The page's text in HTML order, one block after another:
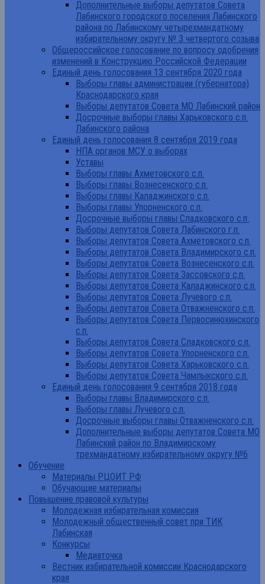
Дополнительные выборы депутатов Совета
Лабинского городского поселения Лабинского
района по Лабинскому четырехмандатному
избирательному округу № 3 четвертого созыва
Общероссийское голосование по вопросу одобрения
изменений в Конструкцию Российской Федерации
Единый день голосования 13 сентября 2020 года
Выборы главы администрации (губернатора)
Краснодарского края
Выборы депутатов Совета МО Лабинский район
Досрочные выборы главы Харьковского с.п.
Лабинского района
Единый день голосования 8 сентября 2019 года
НПА органов МСУ о выборах
Уставы
Выборы главы Ахметовского с.п.
Выборы главы Вознесенского с.п.
Выборы главы Каладжинского с.п.
Выборы главы Упорненского с.п.
Досрочные выборы главы Сладковского с.п.
Выборы депутатов Совета Лабинского г.п.
Выборы депутатов Совета Ахметовского с.п.
Выборы депутатов Совета Владимирского с.п.
Выборы депутатов Совета Вознесенского с.п.
Выборы депутатов Совета Зассовского с.п.
Выборы депутатов Совета Каладжинского с.п.
Выборы депутатов Совета Лучевого с.п.
Выборы депутатов Совета Отважненского с.п.
Выборы депутатов Совета Первосинюхинского
с.п.
Выборы депутатов Совета Сладковского с.п.
Выборы депутатов Совета Упорненского с.п.
Выборы депутатов Совета Харьковского с.п.
Выборы депутатов Совета Чамлыкского с.п.
Единый день голосования 9 сентября 2018 года
Выборы главы Владимирского с.п.
Выборы главы Лучевого с.п.
Досрочные выборы главы Отважненского с.п.
Дополнительные выборы депутатов Совета МО
Лабинский район по Владимирскому
трехмандатному избирательному округу №6
Обучение
Материалы РЦОИТ РФ
Обучающие материалы
Повышение правовой культуры
Молодежная избирательная комиссия
Молодежный общественный совет при ТИК
Лабинская
Конкурсы
Медиаточка
Вестник избирательной комиссии Краснодарского
края